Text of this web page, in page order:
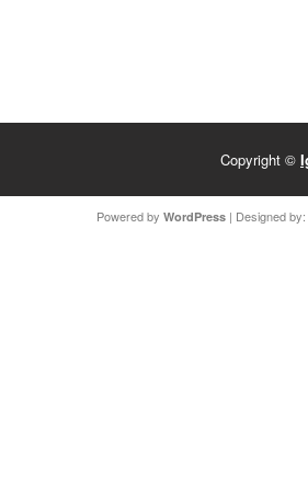
Copyright ©
Powered by WordPress| Designed by: